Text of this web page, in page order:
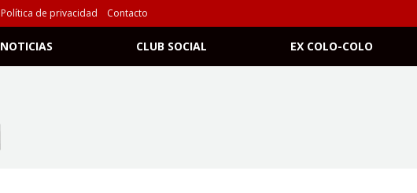
Política de privacidad Contacto
NOTICIAS CLUB SOCIAL EX COLO-COLO